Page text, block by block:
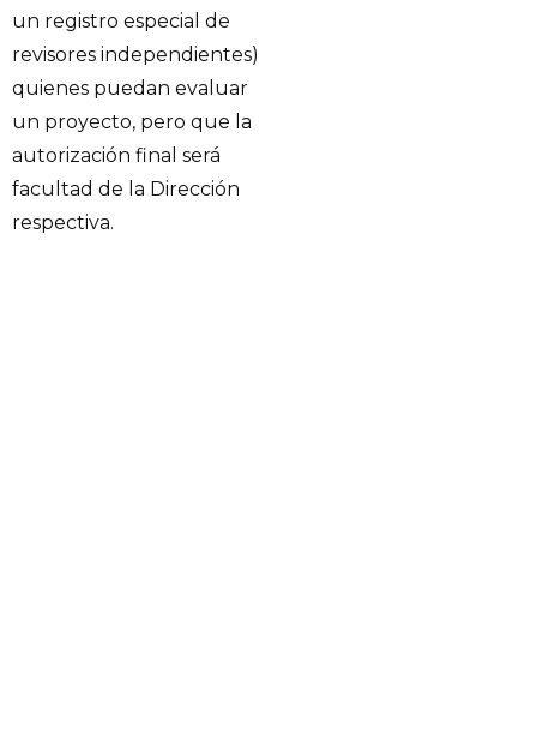
un registro especial de
revisores independientes)
quienes puedan evaluar
un proyecto, pero que la
autorización final será
facultad de la Dirección
respectiva.